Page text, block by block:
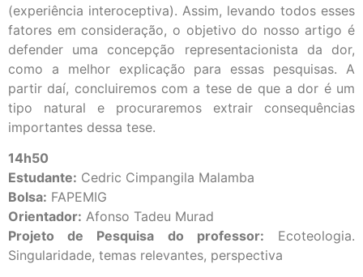
(experiência interoceptiva). Assim, levando todos esses
fatores em consideração, o objetivo do nosso artigo é
defender uma concepção representacionista da dor,
como a melhor explicação para essas pesquisas. A
partir daí, concluiremos com a tese de que a dor é um
tipo natural e procuraremos extrair consequências
importantes dessa tese.
14h50
Estudante: Cedric Cimpangila Malamba
Bolsa: FAPEMIG
Orientador: Afonso Tadeu Murad
Projeto de Pesquisa do professor: Ecoteologia.
Singularidade, temas relevantes, perspectiva